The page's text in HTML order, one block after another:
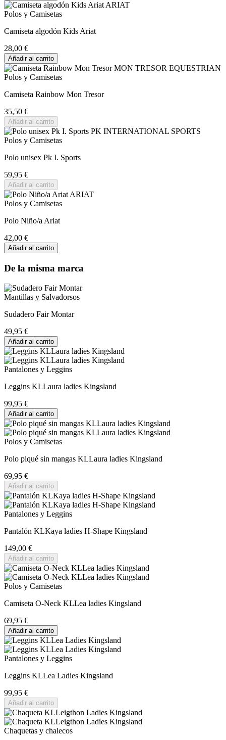
Polos y Camisetas
Camiseta algodón Kids Ariat
28,00 €
Añadir al carrito
Polos y Camisetas
Camiseta Rainbow Mon Tresor
35,50 €
Añadir al carrito
Polos y Camisetas
Polo unisex Pk I. Sports
59,95 €
Añadir al carrito
Polos y Camisetas
Polo Niño/a Ariat
42,00 €
Añadir al carrito
De la misma marca
Mantillas y Salvadorsos
Sudadero Fair Montar
49,95 €
Añadir al carrito
Pantalones y Leggins
Leggins KLLaura ladies Kingsland
99,95 €
Añadir al carrito
Polos y Camisetas
Polo piqué sin mangas KLLaura ladies Kingsland
69,95 €
Añadir al carrito
Pantalones y Leggins
Pantalón KLKaya ladies H-Shape Kingsland
149,00 €
Añadir al carrito
Polos y Camisetas
Camiseta O-Neck KLLea ladies Kingsland
69,95 €
Añadir al carrito
Pantalones y Leggins
Leggins KLLea Ladies Kingsland
99,95 €
Añadir al carrito
Chaquetas y chalecos